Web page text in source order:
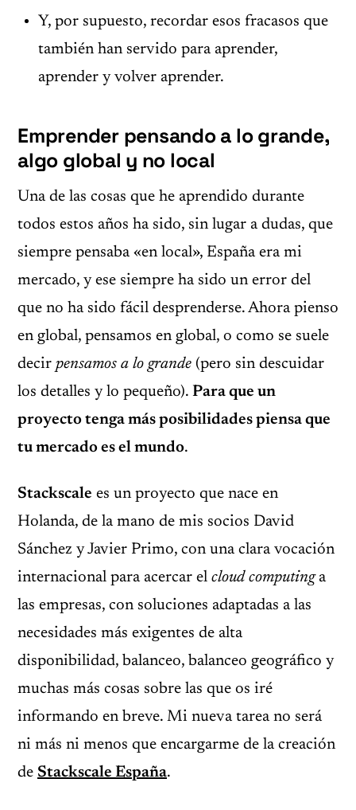
Y, por supuesto, recordar esos fracasos que
también han servido para aprender,
aprender y volver aprender.
Emprender pensando a lo grande,
algo global y no local
Una de las cosas que he aprendido durante
todos estos años ha sido, sin lugar a dudas, que
siempre pensaba «en local», España era mi
mercado, y ese siempre ha sido un error del
que no ha sido fácil desprenderse. Ahora pienso
en global, pensamos en global, o como se suele
decir pensamos a lo grande (pero sin descuidar
los detalles y lo pequeño). Para que un
proyecto tenga más posibilidades piensa que
tu mercado es el mundo.
Stackscale es un proyecto que nace en
Holanda, de la mano de mis socios David
Sánchez y Javier Primo, con una clara vocación
internacional para acercar el cloud computinga
las empresas, con soluciones adaptadas a las
necesidades más exigentes de alta
disponibilidad, balanceo, balanceo geográfico y
muchas más cosas sobre las que os iré
informando en breve. Mi nueva tarea no será
ni más ni menos que encargarme de la creación
de Stackscale España.